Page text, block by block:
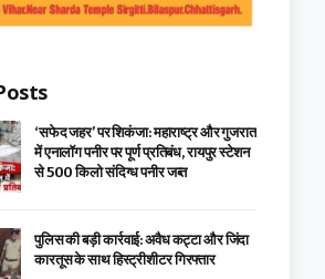
‘सफेद जहर’ पर शिकंजा: महाराष्ट्र और गुजरात
में एनालॉग पनीर पर पूर्ण प्रतिबंध, रायपुर स्टेशन
से 500 किलो संदिग्ध पनीर जब्त
पुलिस की बड़ी कार्रवाई: अवैध कट्टा और जिंदा
कारतूस के साथ हिस्ट्रीशीटर गिरफ्तार